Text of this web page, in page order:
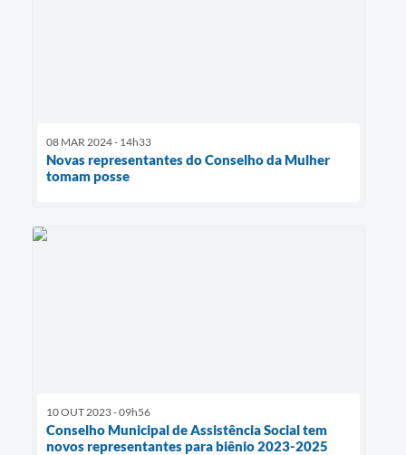
08 MAR 2024 - 14h33
Novas representantes do Conselho da Mulher
tomam posse
10 OUT 2023 - 09h56
Conselho Municipal de Assistência Social tem
novos representantes para biênio 2023-2025